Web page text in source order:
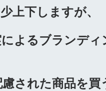
上下しますが、
よるブランディ
された商品を買